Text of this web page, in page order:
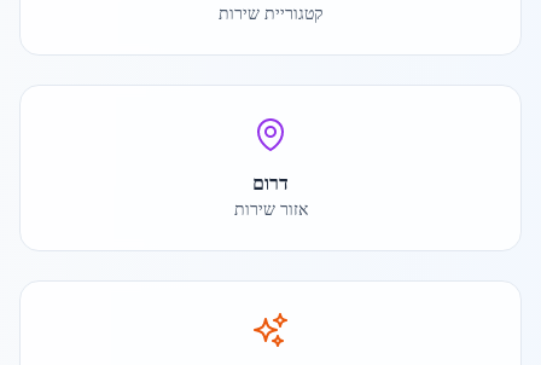
קטגוריית שירות
דרום
אזור שירות